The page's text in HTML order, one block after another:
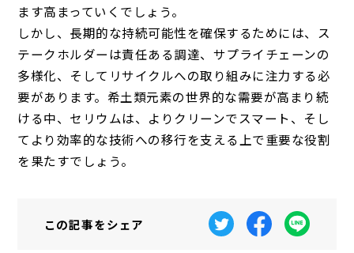
ます高まっていくでしょう。
しかし、長期的な持続可能性を確保するためには、ス
テークホルダーは責任ある調達、サプライチェーンの
多様化、そしてリサイクルへの取り組みに注力する必
要があります。希土類元素の世界的な需要が高まり続
ける中、セリウムは、よりクリーンでスマート、そし
てより効率的な技術への移行を支える上で重要な役割
を果たすでしょう。
この記事をシェア